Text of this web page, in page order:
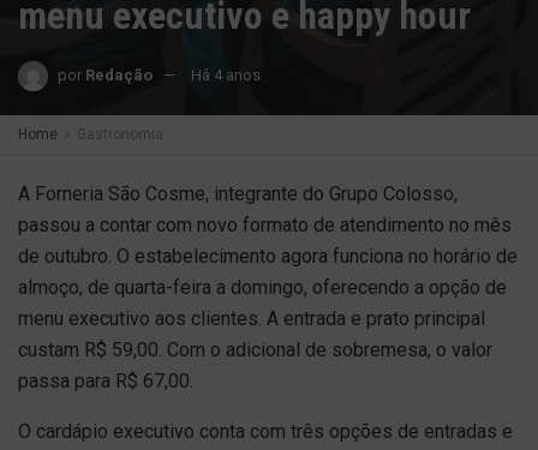
menu executivo e happy hour
por Redação Há 4 anos
Home Gastronomia
A Forneria São Cosme, integrante do Grupo Colosso,
passou a contar com novo formato de atendimento no mês
de outubro. O estabelecimento agora funciona no horário de
almoço, de quarta-feira a domingo, oferecendo a opção de
menu executivo aos clientes. A entrada e prato principal
custam R$ 59,00. Com o adicional de sobremesa, o valor
passa para R$ 67,00.
O cardápio executivo conta com três opções de entradas e